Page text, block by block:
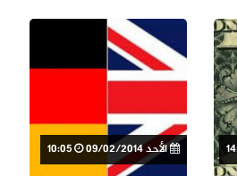
الأحد 09/02/2014